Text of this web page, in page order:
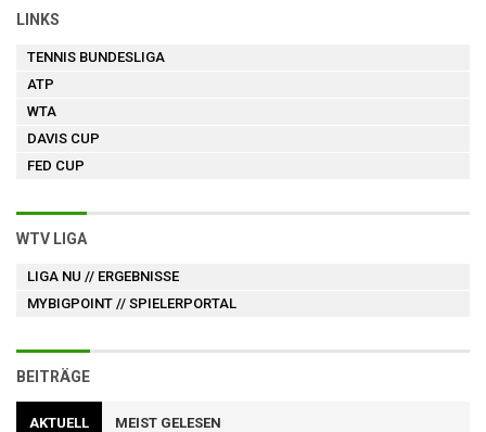
LINKS
TENNIS BUNDESLIGA
ATP
WTA
DAVIS CUP
FED CUP
WTV LIGA
LIGA NU // ERGEBNISSE
MYBIGPOINT // SPIELERPORTAL
BEITRÄGE
AKTUELL MEIST GELESEN